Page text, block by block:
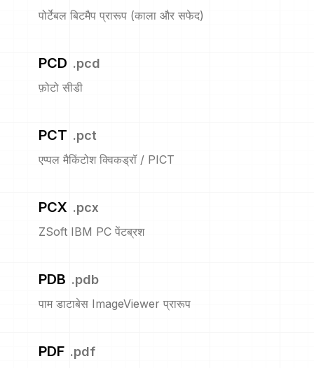
पोर्टेबल बिटमैप प्रारूप (काला और सफेद)
PCD .pcd
फ़ोटो सीडी
PCT .pct
एप्पल मैकिंटोश क्विकड्रॉ / PICT
PCX .pcx
ZSoft IBM PC पेंटब्रश
PDB .pdb
पाम डाटाबेस ImageViewer प्रारूप
PDF .pdf